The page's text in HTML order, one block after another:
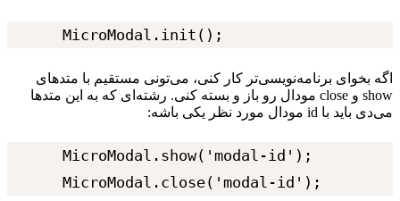
MicroModal.init();
اگه بخوای برنامه‌نویسی‌تر کار کنی، می‌تونی مستقیم با متدهای
show و close مودال رو باز و بسته کنی. رشته‌ای که به این متدها
می‌دی باید با id مودال مورد نظر یکی باشه:
MicroModal.show('modal-id');
MicroModal.close('modal-id');